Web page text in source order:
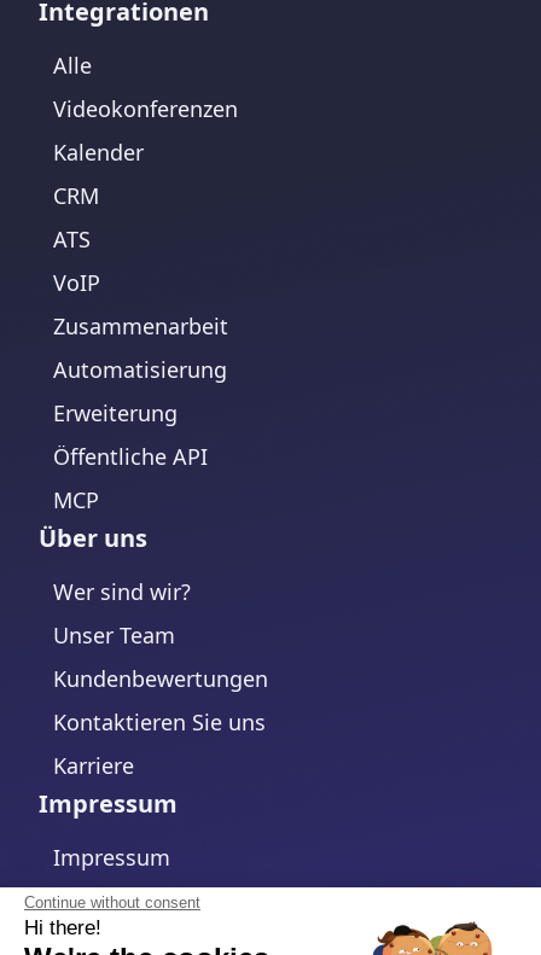
Continue without consent
Hi there!
Integrationen
Alle
Videokonferenzen
Kalender
CRM
ATS
VoIP
Zusammenarbeit
Automatisierung
Erweiterung
Öffentliche API
MCP
Über uns
Wer sind wir?
Unser Team
Kundenbewertungen
Kontaktieren Sie uns
Karriere
Impressum
Impressum
Datenschutzerklärung
Cookie-Richtlinie